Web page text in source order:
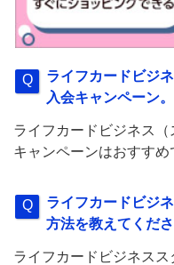
ライフカードビジ
入会キャンペーン
ライフカードビジネス
キャンペーンはおすすめ
ライフカードビジ
方法を教えてくだ
ライフカードビジネス